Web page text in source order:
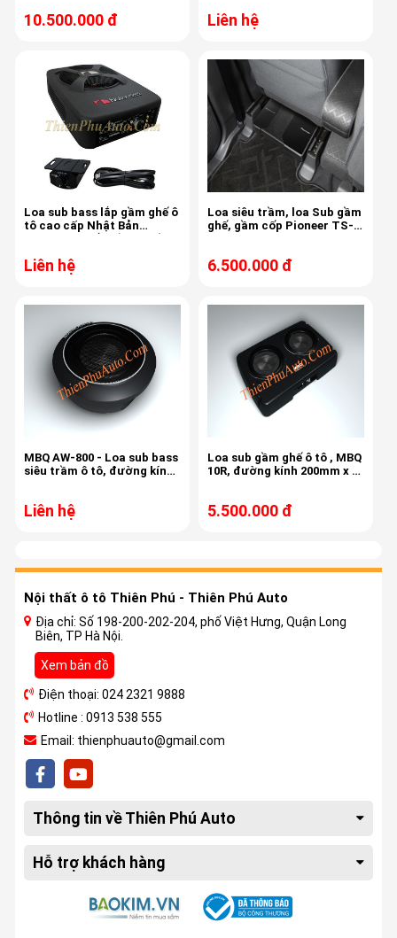
10.500.000 đ Liên hệ
Loa sub bass lắp gầm ghế ô
tô cao cấp Nhật Bản
Liên hệ
Loa siêu trầm, loa Sub gầm
ghế, gầm cốp Pioneer TS-
6.500.000 đ
MBQ AW-800 - Loa sub bass
siêu trầm ô tô, đường kính
Liên hệ
Loa sub gầm ghế ô tô , MBQ
10R, đường kính 200mm x 2
5.500.000 đ
Nội thất ô tô Thiên Phú - Thiên Phú Auto
Địa chỉ: Số 198-200-202-204, phố Việt Hưng, Quận Long
Biên, TP Hà Nội.
Xem bản đồ
Điện thoại: 024 2321 9888
Hotline : 0913 538 555
Email: thienphuauto@gmail.com
Thông tin về Thiên Phú Auto
Hỗ trợ khách hàng